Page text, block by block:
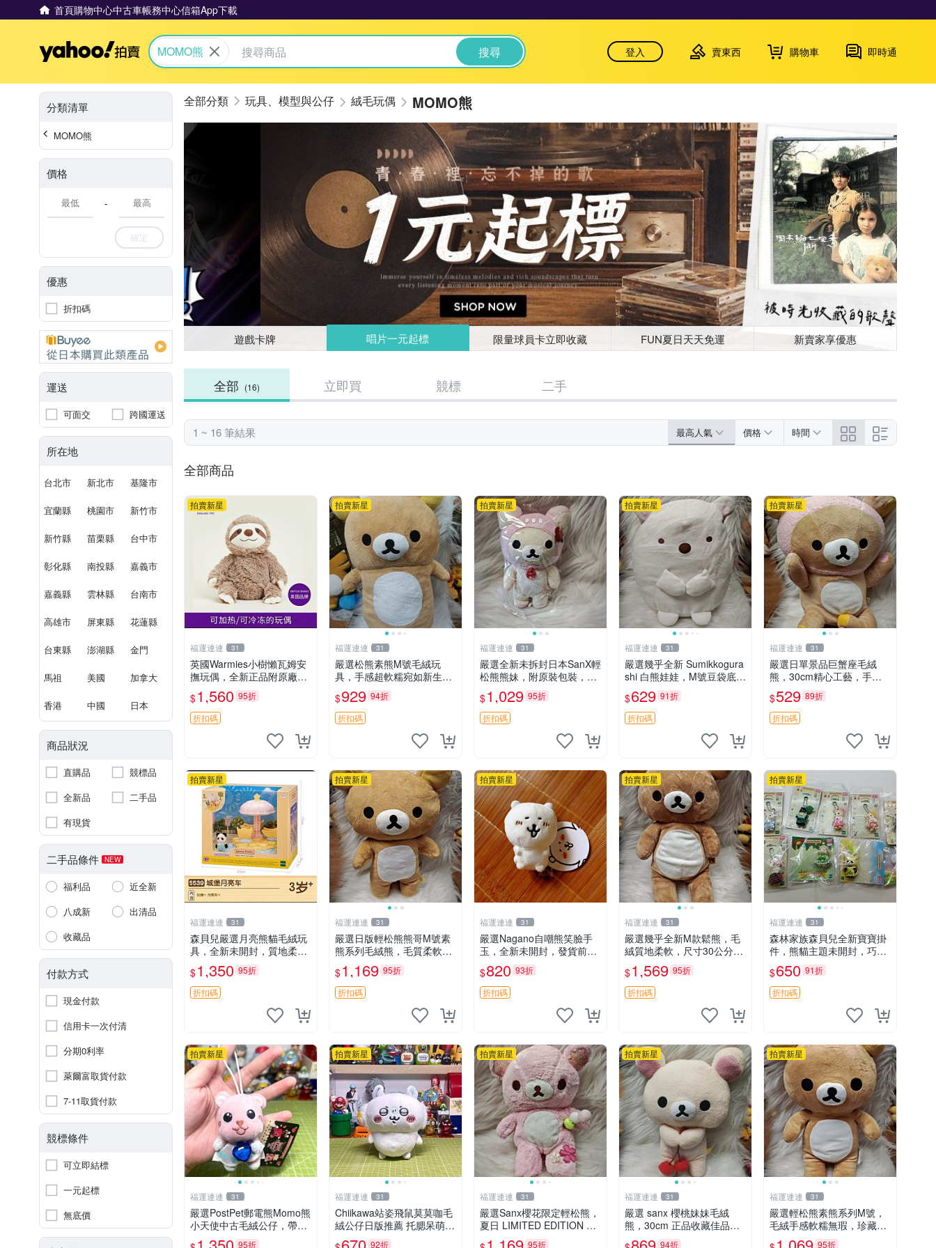
首頁購物中心中古車帳務中心信箱App下載
Yahoo拍賣
MOMO熊 搜尋 登入 賣東西 購物車 即時通
分類清單
MOMO熊
價格
-
確定
優惠
折扣碼
運送
可面交 跨國運送
所在地
台北市 新北市 基隆市
宜蘭縣 桃園市 新竹市
新竹縣 苗栗縣 台中市
彰化縣 南投縣 嘉義市
嘉義縣 雲林縣 台南市
高雄市 屏東縣 花蓮縣
台東縣 澎湖縣 金門
馬祖 美國 加拿大
香港 中國 日本
商品狀況
直購品
競標品
全新品
二手品
有現貨
二手品條件 NEW
福利品
近全新
八成新
出清品
收藏品
付款方式
現金付款
信用卡一次付清
分期0利率
萊爾富取貨付款
7-11取貨付款
競標條件
可立即結標
一元起標
無底價
玩具、模型與公仔 絨毛玩偶 MOMO熊
遊戲卡牌 唱片一元起標 限量球員卡立即收藏 FUN夏日天天免運 新賣家享優惠
全部 (16) 立即買 競標 二手
1 ~ 16 筆結果 最高人氣 價格 時間
全部商品
拍賣新星
福運連連 31
英國Warmies小樹懶瓦姆安
撫玩偶，全新正品附原廠吊
牌與防塵袋，內藏薰衣草可
加熱，適合各個年齡層，冷
暖兩用享受抱抱樂趣，不容
錯過嚴選好物 溫暖 冷感
$1,560 95折
折扣碼
拍賣新星
福運連連 31
嚴選松熊素熊M號毛絨玩
具，手感超軟糯宛如新生，
細節精緻完美無瑕，推薦送
禮或珍藏，中古狀態保養得
宜。 松熊 素熊 毛絨doll
$929 94折
折扣碼
拍賣新星
福運連連 31
嚴選全新未拆封日本SanX輕
松熊熊妹，附原裝包裝，毛
絨質地極佳，細膩可愛，推
薦收藏兼送禮，適合女性好
友或家人，限量釋出。鬆
熊、熊玩偶、收藏品
$1,029 95折
折扣碼
拍賣新星
福運連連 31
嚴選幾乎全新 Sumikkogura
shi 白熊娃娃，M號豆袋底
部，穩固不易倒，毛絨布標
附贈，極致軟糯手感，精工
細作值得典藏，尺寸24c
m，收藏佳品贈禮
$629 91折
折扣碼
拍賣新星
福運連連 31
嚴選日單景品巨蟹座毛絨
熊，30cm精心工藝，手感
軟糯推薦收藏送人 巨蟹座
毛絨玩具 精緻做工
$529 89折
折扣碼
拍賣新星
福運連連 31
森貝兒嚴選月亮熊貓毛絨玩
具，全新未開封，質地柔軟
適合收藏 月亮熊貓 毛絨玩
具 新款 儲倉直銷
$1,350 95折
折扣碼
拍賣新星
福運連連 31
嚴選日版輕松熊熊哥M號素
熊系列毛絨熊，毛質柔軟，
精緻可愛，尺寸35cm，保
存狀態優異。收藏或贈送皆
為佳選。 中古 毛絨熊 毛玩
偶
$1,169 95折
折扣碼
拍賣新星
福運連連 31
嚴選Nagano自嘲熊笑臉手
玉，全新未開封，發貨前視
頻確認，海南 廣西 貴州 嚴
選Nagano自嘲熊笑臉手
玉，全新未開封，發貨前視
頻確認，四川 重慶 內
$820 93折
折扣碼
拍賣新星
福運連連 31
嚴選幾乎全新M款鬆熊，毛
絨質地柔軟，尺寸30公分，
做工精緻可愛，適合收藏或
贈送親友。中古使用痕跡，
手感依然優良。 鬆熊 嬰熊
毛玩偶
$1,569 95折
折扣碼
拍賣新星
福運連連 31
森林家族森貝兒全新寶寶掛
件，熊貓主題未開封，巧克
力兔牛奶兔郁金香兔貓吉娃
娃嚴選，適合收藏 熊貓 森
林 寶寶
$650 91折
折扣碼
拍賣新星
福運連連 31
嚴選PostPet郵電熊Momo熊
小天使中古毛絨公仔，帶標
牌保存完好。絕版稀有少見
95折
拍賣新星
福運連連 31
Chiikawa站姿飛鼠莫莫咖毛
絨公仔日版推薦 托腮呆萌可
愛 15cm豆袋底部 當代嚴選
92折
拍賣新星
福運連連 31
嚴選Sanx櫻花限定輕松熊，
夏日 LIMITED EDITION 粉
色毛絨熊，背有拉鏈設計，
95折
拍賣新星
福運連連 31
嚴選 sanx 櫻桃妹妹毛絨
熊，30cm 正品收藏佳品，
手感極軟，適合贈送與收藏
94折
拍賣新星
福運連連 31
嚴選輕松熊素熊系列M號，
毛絨手感軟糯無瑕，珍藏級
做工推薦收藏，尺寸35cm
95折